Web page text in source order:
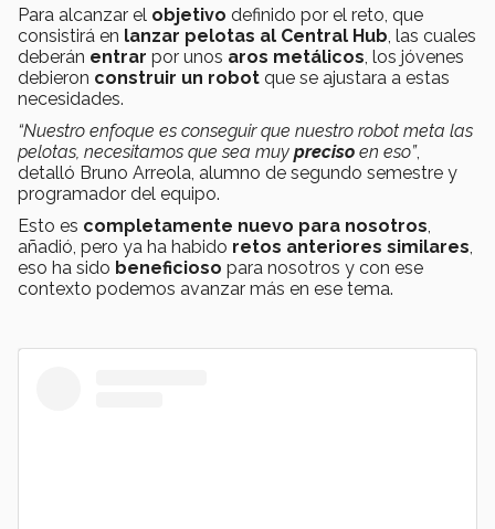
Para alcanzar el objetivo definido por el reto, que
consistirá en lanzar pelotas al Central Hub, las cuales
deberán entrar por unos aros metálicos, los jóvenes
debieron construir un robot que se ajustara a estas
necesidades.
“Nuestro enfoque es conseguir que nuestro robot meta las
pelotas, necesitamos que sea muy preciso en eso”,
detalló Bruno Arreola, alumno de segundo semestre y
programador del equipo.
Esto es completamente nuevo para nosotros,
añadió, pero ya ha habido retos anteriores similares,
eso ha sido beneficioso para nosotros y con ese
contexto podemos avanzar más en ese tema.